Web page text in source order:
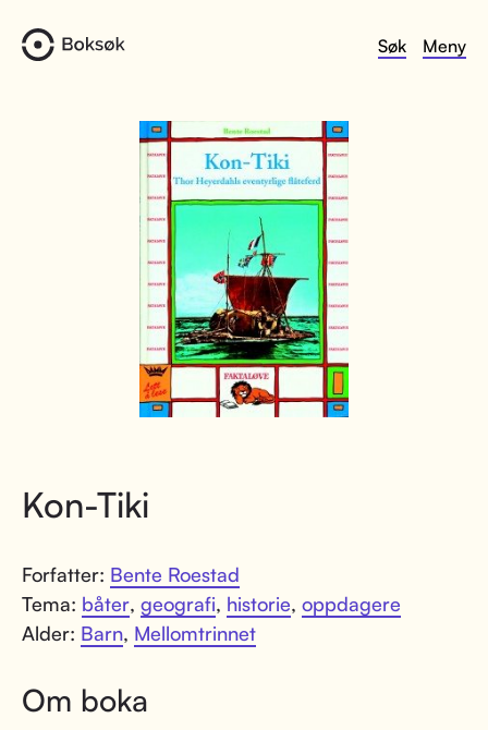
Søk Meny
Kon-Tiki
Forfatter: Bente Roestad
Tema: båter, geografi, historie, oppdagere
Alder: Barn, Mellomtrinnet
Om boka